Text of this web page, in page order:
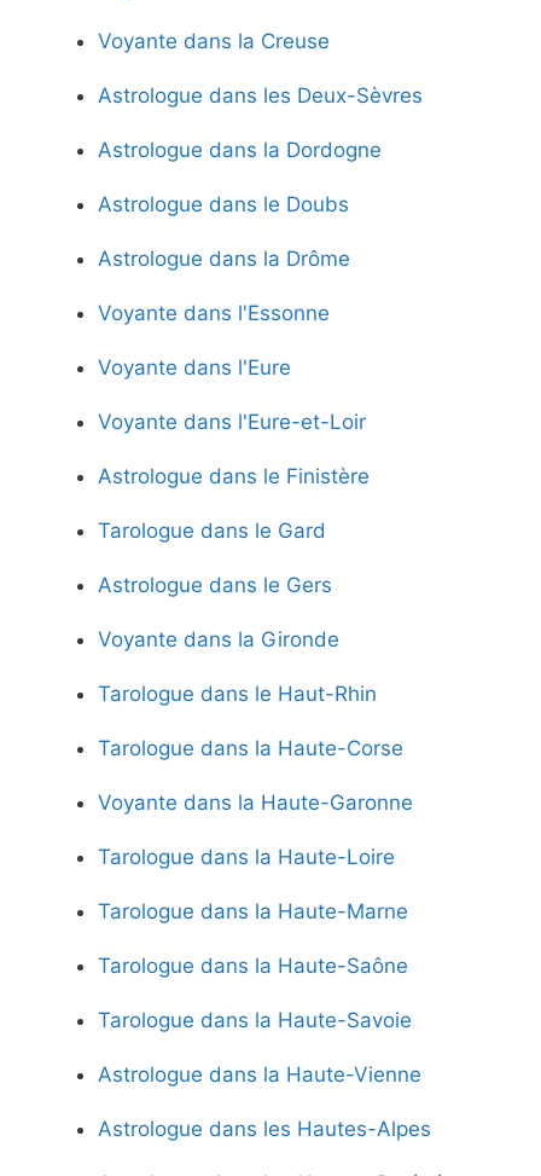
Voyante dans la Creuse
Astrologue dans les Deux-Sèvres
Astrologue dans la Dordogne
Astrologue dans le Doubs
Astrologue dans la Drôme
Voyante dans l'Essonne
Voyante dans l'Eure
Voyante dans l'Eure-et-Loir
Astrologue dans le Finistère
Tarologue dans le Gard
Astrologue dans le Gers
Voyante dans la Gironde
Tarologue dans le Haut-Rhin
Tarologue dans la Haute-Corse
Voyante dans la Haute-Garonne
Tarologue dans la Haute-Loire
Tarologue dans la Haute-Marne
Tarologue dans la Haute-Saône
Tarologue dans la Haute-Savoie
Astrologue dans la Haute-Vienne
Astrologue dans les Hautes-Alpes